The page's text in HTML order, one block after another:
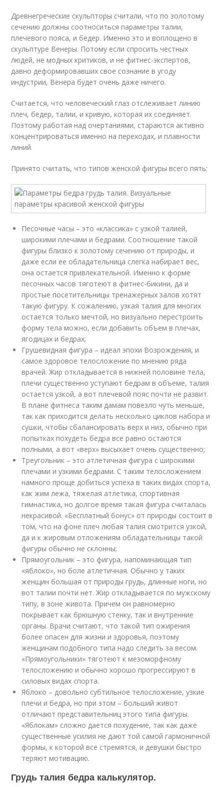
Древнегреческие скульпторы считали, что по золотому
сечению должны соотноситься параметры талии,
плечевого пояса, и бедер. Именно это и воплощено в
скульптуре Венеры. Потому если спросить честных
людей, не модных критиков, и не фитнес-экспертов,
давно деформировавших свое сознание в угоду
индустрии, Венера будет очень даже ничего.
Считается, что человеческий глаз отслеживает линию
плеч, бедер, талии, и кривую, которая их соединяет.
Поэтому работая над очертаниями, стараются активно
концентрироваться именно на переходах, и плавности
линий.
Принято считать, что типов женской фигуры всего пять:
Песочные часы – это «классика» с узкой талией,
широкими плечами и бедрами. Соотношение такой
фигуры близко к золотому сечению от природы, и
даже если ее обладательница слегка набирает вес,
она остается привлекательной. Именно к форме
песочных часов тяготеют в фитнес-бикини, да и
простые посетительницы тренажерных залов хотят
такую фигуру. К сожалению, узкая талия для многих
остается только мечтой, но визуально перестроить
форму тела можно, если добавить объем в плечах,
ягодицах и бедрах;
Грушевидная фигура – идеал эпохи Возрождения, и
самое здоровое телосложение по мнению ряда
врачей. Жир откладывается в нижней половине тела,
плечи существенно уступают бедрам в объеме, талия
остается узкой, а вот плечевой пояс почти не развит.
В плане фитнеса таким дамам повезло чуть меньше,
так как приходится делать несколько циклов набора и
сушки, чтобы сбалансировать верх и низ, обычно при
попытках похудеть бедра все равно остаются
полными, а вот «верх» высыхает очень существенно;
Треугольник – это атлетичная фигура с широкими
плечами и узкими бедрами. С таким телосложением
намного проще добиться успеха в таких видах спорта,
как жим лежа, тяжелая атлетика, спортивная
гимнастика, но долгое время такая фигура считалась
некрасивой. «Бесплатный бонус» от природы состоит в
том, что на фоне плеч любая талия смотрится узкой,
да и к жировым отложениям обладательницы такой
фигуры обычно не склонны;
Прямоугольник – это фигура, напоминающая тип
«яблоко», но боле атлетичная. Обычно у таких
женщин большая от природы грудь, длинные ноги, но
вот талии почти нет. Жир откладывается по мужскому
типу, в зоне живота. Причем он равномерно
покрывает как брюшную стенку, так и внутренние
органы. Врачи считают, что такой тип ожирения
более опасен для жизни и здоровья, поэтому
женщинам подобного типа надо следить за весом.
«Прямоугольники» тяготеют к мезоморфному
телосложению и обычно хорошо прогрессируют в
силовых видах спорта.
Яблоко – довольно субтильное телосложение, узкие
плечи и бедра, но при этом – больший живот
отличают представительниц этого типа фигуры.
«Яблокам» сложно дается похудение, так как даже
существенные усилия не дают той самой гармоничной
формы, к которой все стремятся, и девушки быстро
теряют мотивацию.
Грудь талия бедра калькулятор.